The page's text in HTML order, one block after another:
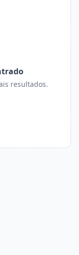
resultados.